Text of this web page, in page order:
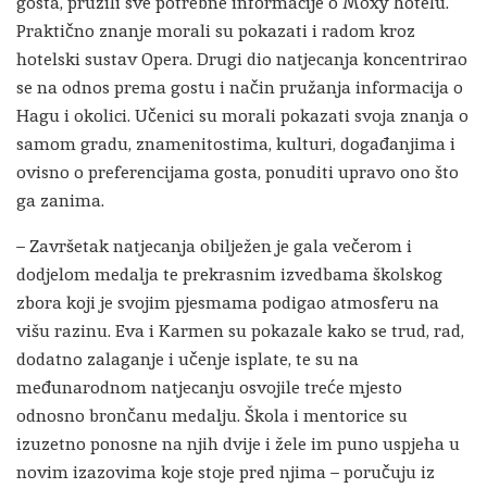
Praktično znanje morali su pokazati i radom kroz
hotelski sustav Opera. Drugi dio natjecanja koncentrirao
se na odnos prema gostu i način pružanja informacija o
Hagu i okolici. Učenici su morali pokazati svoja znanja o
samom gradu, znamenitostima, kulturi, događanjima i
ovisno o preferencijama gosta, ponuditi upravo ono što
ga zanima.
– Završetak natjecanja obilježen je gala večerom i
dodjelom medalja te prekrasnim izvedbama školskog
zbora koji je svojim pjesmama podigao atmosferu na
višu razinu. Eva i Karmen su pokazale kako se trud, rad,
dodatno zalaganje i učenje isplate, te su na
međunarodnom natjecanju osvojile treće mjesto
odnosno brončanu medalju. Škola i mentorice su
izuzetno ponosne na njih dvije i žele im puno uspjeha u
novim izazovima koje stoje pred njima – poručuju iz